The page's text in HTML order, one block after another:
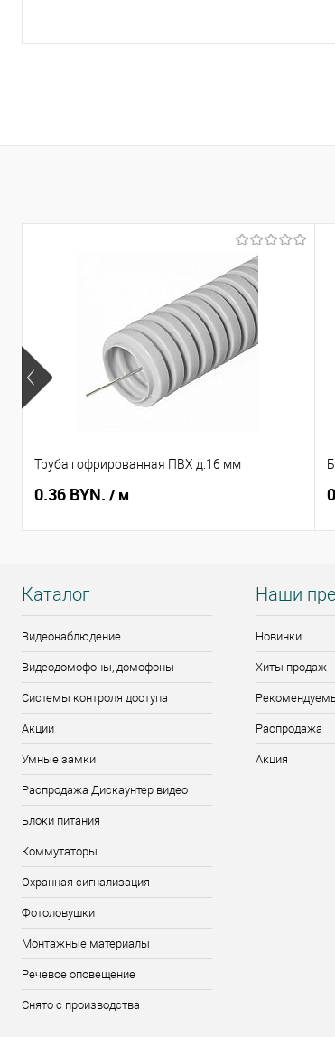
Труба гофрированная ПВХ д.16 мм
0.36 BYN. / м
Каталог
Видеонаблюдение
Видеодомофоны, домофоны
Системы контроля доступа
Акции
Умные замки
Распродажа Дискаунтер видео
Блоки питания
Коммутаторы
Охранная сигнализация
Фотоловушки
Монтажные материалы
Речевое оповещение
Снято с производства
Наши
Новинки
Хиты продаж
Распродажа
Акция